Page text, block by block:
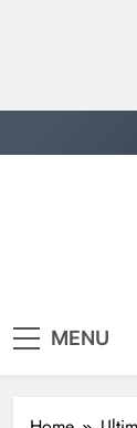
to
MENU